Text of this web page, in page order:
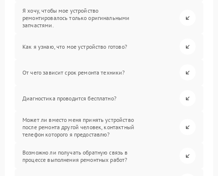
Я хочу, чтобы мое устройство
ремонтировалось только оригинальными
запчастями.
Как я узнаю, что мое устройство готово?
От чего зависит срок ремонта техники?
Диагностика проводится бесплатно?
Может ли вместо меня принять устройство
после ремонта другой человек, контактный
телефон которого я предоставлю?
Возможно ли получать обратную связь в
процессе выполнения ремонтных работ?